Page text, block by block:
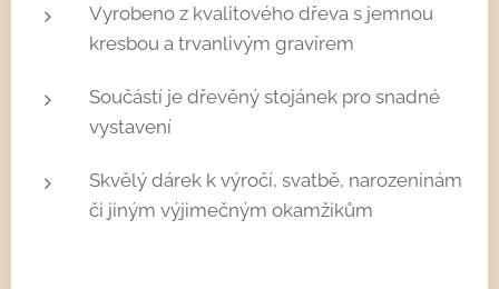
Vyrobeno z kvalitového dřeva s jemnou
kresbou a trvanlivým gravírem
Součástí je dřevěný stojánek pro snadné
vystavení
Skvělý dárek k výročí, svatbě, narozeninám
či jiným výjimečným okamžikům